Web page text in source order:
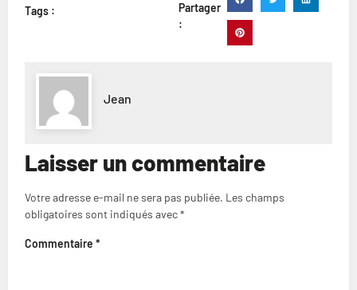
Tags :
Partager
:
Jean
Laisser un commentaire
Votre adresse e-mail ne sera pas publiée. Les champs
obligatoires sont indiqués avec*
Commentaire *